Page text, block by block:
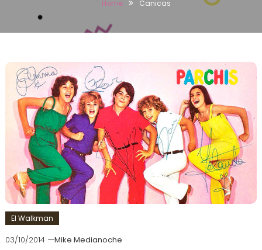
Home Canicas
El Walkman
03/10/2014
Mike Medianoche